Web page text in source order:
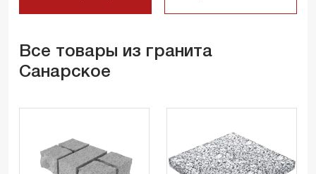
Все товары из гранита
Санарское